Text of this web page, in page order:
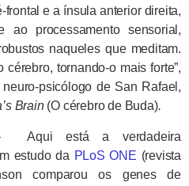
e a ínsula anterior direita,
processamento sensorial,
naqueles que meditam.
tornando-o mais forte”,
psicólogo de San Rafael,
Brain(O cérebro de Buda).
está a verdadeira
estudo da PLoS ONE (revista
comparou os genes de